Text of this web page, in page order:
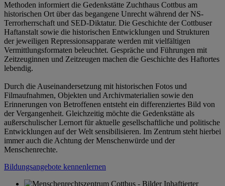
Methoden informiert die Gedenkstätte Zuchthaus Cottbus am
historischen Ort über das begangene Unrecht während der NS-
Terrorherrschaft und SED-Diktatur. Die Geschichte der Cottbuser
Haftanstalt sowie die historischen Entwicklungen und Strukturen
der jeweiligen Repressionsapparate werden mit vielfältigen
Vermittlungsformaten beleuchtet. Gespräche und Führungen mit
Zeitzeuginnen und Zeitzeugen machen die Geschichte des Haftortes
lebendig.
Durch die Auseinandersetzung mit historischen Fotos und
Filmaufnahmen, Objekten und Archivmaterialien sowie den
Erinnerungen von Betroffenen entsteht ein differenziertes Bild von
der Vergangenheit. Gleichzeitig möchte die Gedenkstätte als
außerschulischer Lernort für aktuelle gesellschaftliche und politische
Entwicklungen auf der Welt sensibilisieren. Im Zentrum steht hierbei
immer auch die Achtung der Menschenwürde und der
Menschenrechte.
Bildungsangebote kennenlernen